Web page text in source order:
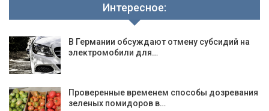
Интересное:
В Германии обсуждают отмену субсидий на
электромобили для…
Проверенные временем способы дозревания
зеленых помидоров в…